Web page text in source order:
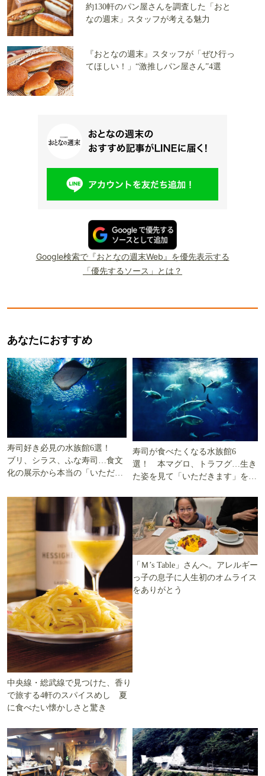
約130軒のパン屋さんを調査した「おと
なの週末」スタッフが考える魅力
『おとなの週末』スタッフが「ぜひ行っ
てほしい！」“激推しパン屋さん”4選
Google検索で『おとなの週末Web』を優先表示する
「優先するソース」とは？
あなたにおすすめ
寿司好き必見の水族館6選！
ブリ、シラス、ふな寿司…食文
化の展示から本当の「いただき
寿司が食べたくなる水族館6
選！ 本マグロ、トラフグ…生き
た姿を見て「いただきます」を考
中央線・総武線で見つけた、香り
で旅する4軒のスパイスめし 夏
に食べたい懐かしさと驚き
「Ｍ’s Table」さんへ。アレルギー
っ子の息子に人生初のオムライス
をありがとう